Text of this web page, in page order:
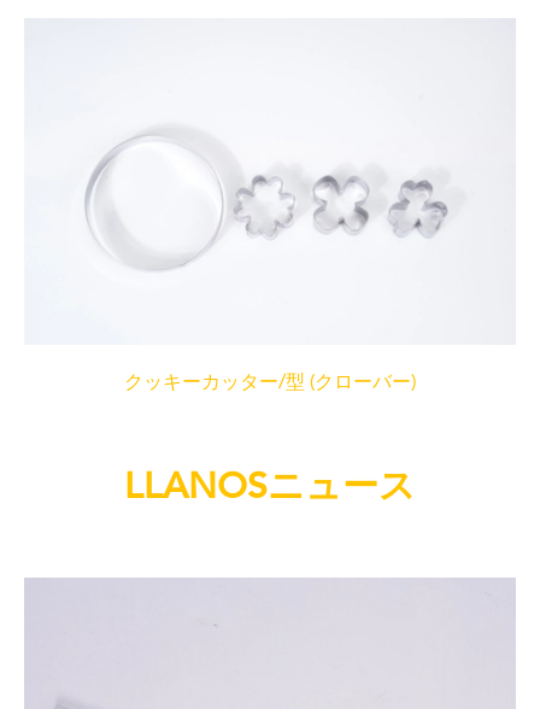
クッキーカッター/型 (クローバー)
LLANOSニュース